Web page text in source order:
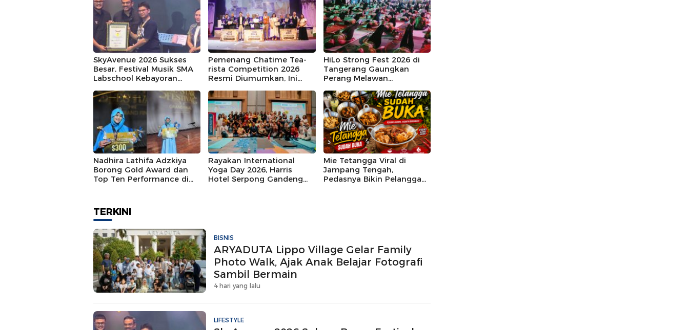
SkyAvenue 2026 Sukses
Besar, Festival Musik SMA
Labschool Kebayoran
Tiket 7.000 Ludes Terjual
Pemenang Chatime Tea-
rista Competition 2026
Resmi Diumumkan, Ini
Terbaik Indonesia
HiLo Strong Fest 2026 di
Tangerang Gaungkan
Perang Melawan
Membludak
Nadhira Lathifa Adzkiya
Borong Gold Award dan
Top Ten Performance di
China
Rayakan International
Yoga Day 2026, Harris
Hotel Serpong Gandeng
Mie Tetangga Viral di
Jampang Tengah,
Pedasnya Bikin Pelanggan
TERKINI
BISNIS
ARYADUTA Lippo Village Gelar Family
Photo Walk, Ajak Anak Belajar Fotografi
Sambil Bermain
4 hari yang lalu
LIFESTYLE